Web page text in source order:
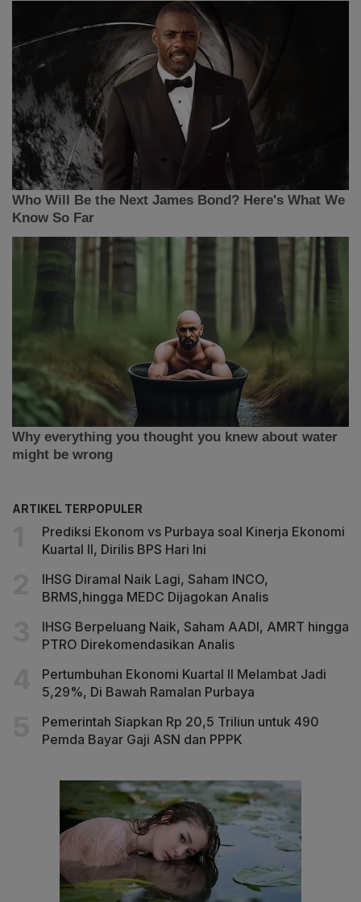
ARTIKEL TERPOPULER
Prediksi Ekonom vs Purbaya soal Kinerja Ekonomi
Kuartal II, Dirilis BPS Hari Ini
IHSG Diramal Naik Lagi, Saham INCO,
BRMS,hingga MEDC Dijagokan Analis
IHSG Berpeluang Naik, Saham AADI, AMRT hingga
PTRO Direkomendasikan Analis
Pertumbuhan Ekonomi Kuartal II Melambat Jadi
5,29%, Di Bawah Ramalan Purbaya
Pemerintah Siapkan Rp 20,5 Triliun untuk 490
Pemda Bayar Gaji ASN dan PPPK